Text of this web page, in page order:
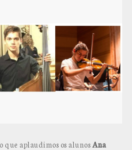
que aplaudimos os alunosAna